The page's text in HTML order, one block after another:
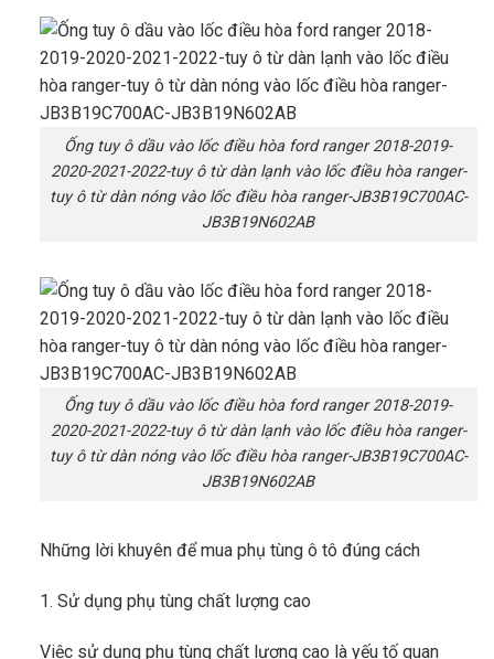
Ống tuy ô dầu vào lốc điều hòa ford ranger 2018-2019-
2020-2021-2022-tuy ô từ dàn lạnh vào lốc điều hòa ranger-
tuy ô từ dàn nóng vào lốc điều hòa ranger-JB3B19C700AC-
JB3B19N602AB
Ống tuy ô dầu vào lốc điều hòa ford ranger 2018-2019-
2020-2021-2022-tuy ô từ dàn lạnh vào lốc điều hòa ranger-
tuy ô từ dàn nóng vào lốc điều hòa ranger-JB3B19C700AC-
JB3B19N602AB
Những lời khuyên để mua phụ tùng ô tô đúng cách
1. Sử dụng phụ tùng chất lượng cao
Việc sử dụng phụ tùng chất lượng cao là yếu tố quan